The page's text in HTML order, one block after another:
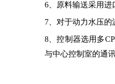
6、原料输送采用
7、对于动力水压
8、控制器选用多
与中心控制室的通